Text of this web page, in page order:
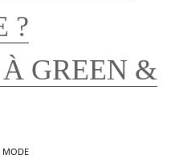
?
GREEN &
MODE